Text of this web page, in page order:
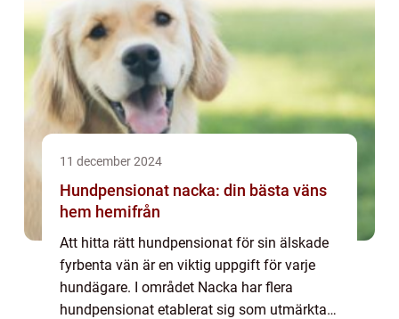
11 december 2024
Hundpensionat nacka: din bästa väns
hem hemifrån
Att hitta rätt hundpensionat för sin älskade
fyrbenta vän är en viktig uppgift för varje
hundägare. I området Nacka har flera
hundpensionat etablerat sig som utmärkta